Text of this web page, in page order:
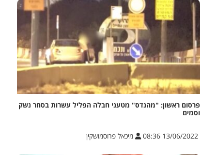
פרסום ראשון: "מהנדס" מטעני חבלה הפליל עשרות בסחר נשק
וסמים
13/06/2022 08:36 מיכאל פרוסמושקין